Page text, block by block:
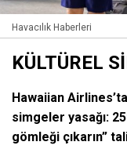
Havacılık Haberleri
KÜLTÜREL
Hawaiian
simgeler yasağı:
gömleği çıkarın”